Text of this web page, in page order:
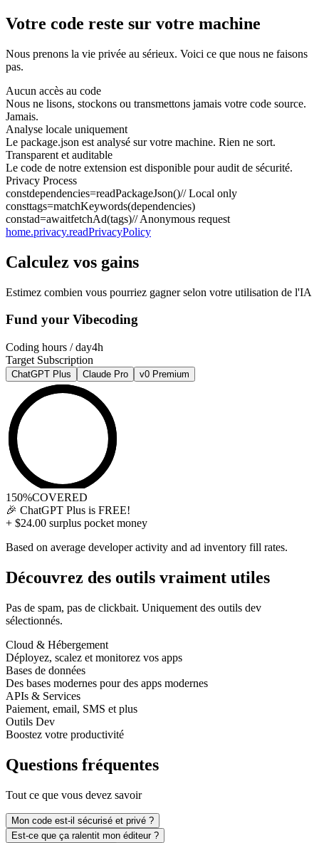
Votre code reste sur votre machine
Nous prenons la vie privée au sérieux. Voici ce que nous ne faisons
pas.
Aucun accès au code
Nous ne lisons, stockons ou transmettons jamais votre code source.
Jamais.
Analyse locale uniquement
Le package.json est analysé sur votre machine. Rien ne sort.
Transparent et auditable
Le code de notre extension est disponible pour audit de sécurité.
Privacy Process
constdependencies=readPackageJson()// Local only
consttags=matchKeywords(dependencies)
constad=awaitfetchAd(tags)// Anonymous request
home.privacy.readPrivacyPolicy
Calculez vos gains
Estimez combien vous pourriez gagner selon votre utilisation de l'IA
Fund your Vibecoding
Coding hours / day4h
Target Subscription
ChatGPT Plus Claude Pro v0 Premium
150%COVERED
🎉 ChatGPT Plus is FREE!
+ $24.00 surplus pocket money
Based on average developer activity and ad inventory fill rates.
Découvrez des outils vraiment utiles
Pas de spam, pas de clickbait. Uniquement des outils dev
sélectionnés.
Cloud & Hébergement
Déployez, scalez et monitorez vos apps
Bases de données
Des bases modernes pour des apps modernes
APIs & Services
Paiement, email, SMS et plus
Outils Dev
Boostez votre productivité
Questions fréquentes
Tout ce que vous devez savoir
Mon code est-il sécurisé et privé ?
Est-ce que ça ralentit mon éditeur ?